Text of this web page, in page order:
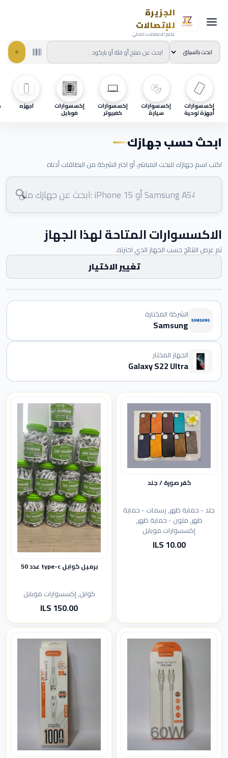
الجزيرة
للإتصالات
عالم الاتصالات الذكي
إكسسوارات
أجهزة لوحية
إكسسوارات
سيارة
إكسسوارات
كمبيوتر
إكسسوارات
موبايل
اجهزه
ابحث حسب جهازك
اكتب اسم جهازك للبحث المباشر، أو اختر الشركة من البطاقات أدناه
🔍
الاكسسوارات المتاحة لهذا الجهاز
تم عرض النتائج حسب الجهاز الذي اخترته.
تغيير الاختيار
الشركة المختارة
Samsung
الجهاز المختار
Galaxy S22 Ultra
كفر صورة / جلد
جلد - حماية ظهر, رسمات - حماية
ظهر, ملون - حماية ظهر,
إكسسوارات موبايل
10.00 ILS
برميل كوابل type-c عدد 50
كوابل, إكسسوارات موبايل
150.00 ILS